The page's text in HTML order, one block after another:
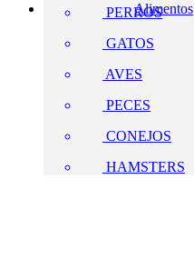
Alimentos
PERROS
GATOS
AVES
PECES
CONEJOS
HAMSTERS